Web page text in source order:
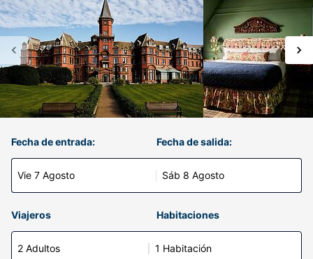
Fecha de entrada:
Vie 7 Agosto
Fecha de salida:
Sáb 8 Agosto
Viajeros Habitaciones
2 Adultos 1 Habitación